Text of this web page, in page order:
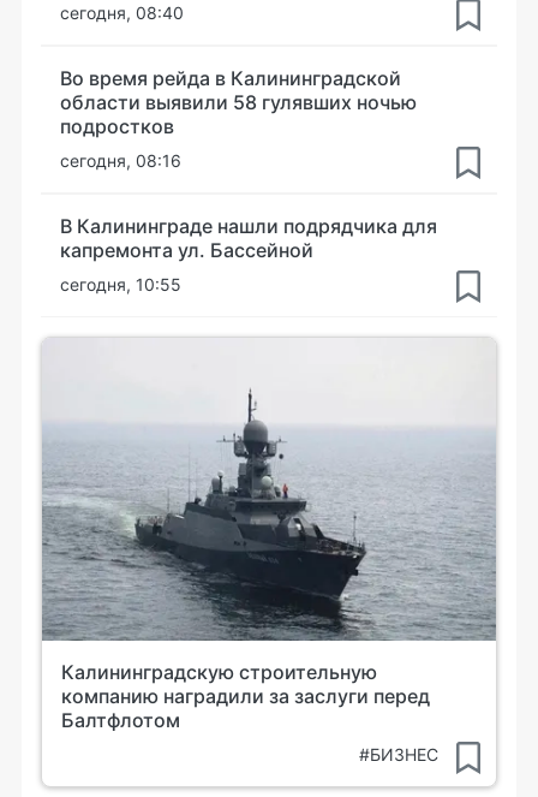
сегодня, 08:40
Во время рейда в Калининградской
области выявили 58 гулявших ночью
подростков
сегодня, 08:16
В Калининграде нашли подрядчика для
капремонта ул. Бассейной
сегодня, 10:55
Калининградскую строительную
компанию наградили за заслуги перед
Балтфлотом
#БИЗНЕС